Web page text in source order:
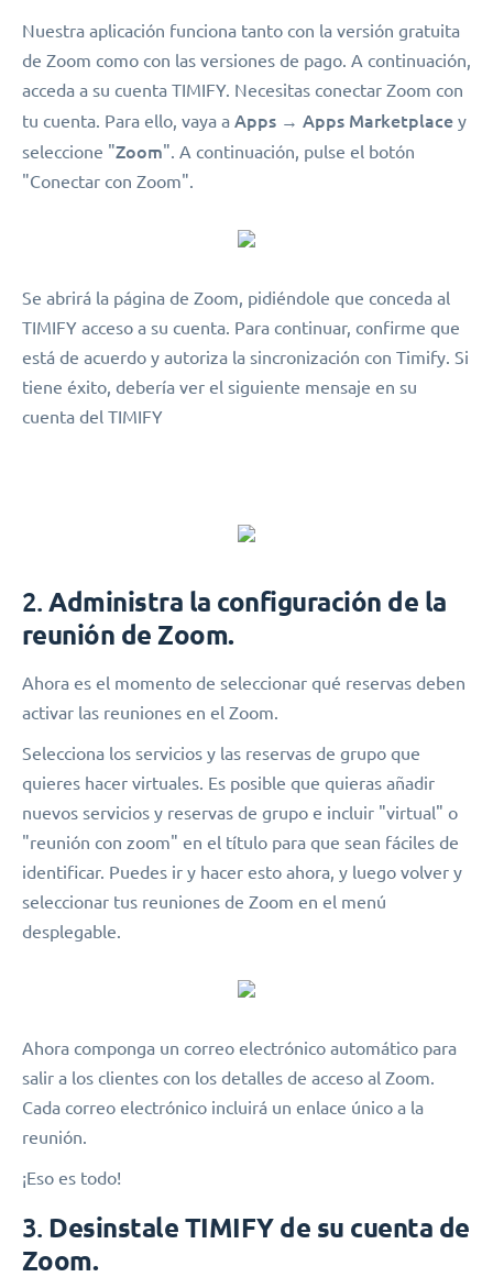
Nuestra aplicación funciona tanto con la versión gratuita
de Zoom como con las versiones de pago. A continuación,
acceda a su cuenta TIMIFY. Necesitas conectar Zoom con
tu cuenta. Para ello, vaya a Apps → Apps Marketplace y
seleccione "Zoom". A continuación, pulse el botón
"Conectar con Zoom".
Se abrirá la página de Zoom, pidiéndole que conceda al
TIMIFY acceso a su cuenta. Para continuar, confirme que
está de acuerdo y autoriza la sincronización con Timify. Si
tiene éxito, debería ver el siguiente mensaje en su
cuenta del TIMIFY
2. Administra la configuración de la
reunión de Zoom.
Ahora es el momento de seleccionar qué reservas deben
activar las reuniones en el Zoom.
Selecciona los servicios y las reservas de grupo que
quieres hacer virtuales. Es posible que quieras añadir
nuevos servicios y reservas de grupo e incluir "virtual" o
"reunión con zoom" en el título para que sean fáciles de
identificar. Puedes ir y hacer esto ahora, y luego volver y
seleccionar tus reuniones de Zoom en el menú
desplegable.
Ahora componga un correo electrónico automático para
salir a los clientes con los detalles de acceso al Zoom.
Cada correo electrónico incluirá un enlace único a la
reunión.
¡Eso es todo!
3. Desinstale TIMIFY de su cuenta de
Zoom.